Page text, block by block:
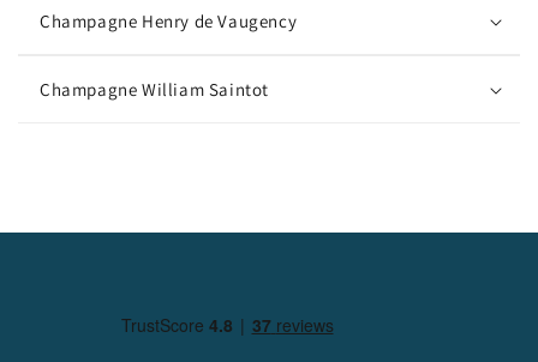
Champagne Henry de Vaugency
Champagne William Saintot